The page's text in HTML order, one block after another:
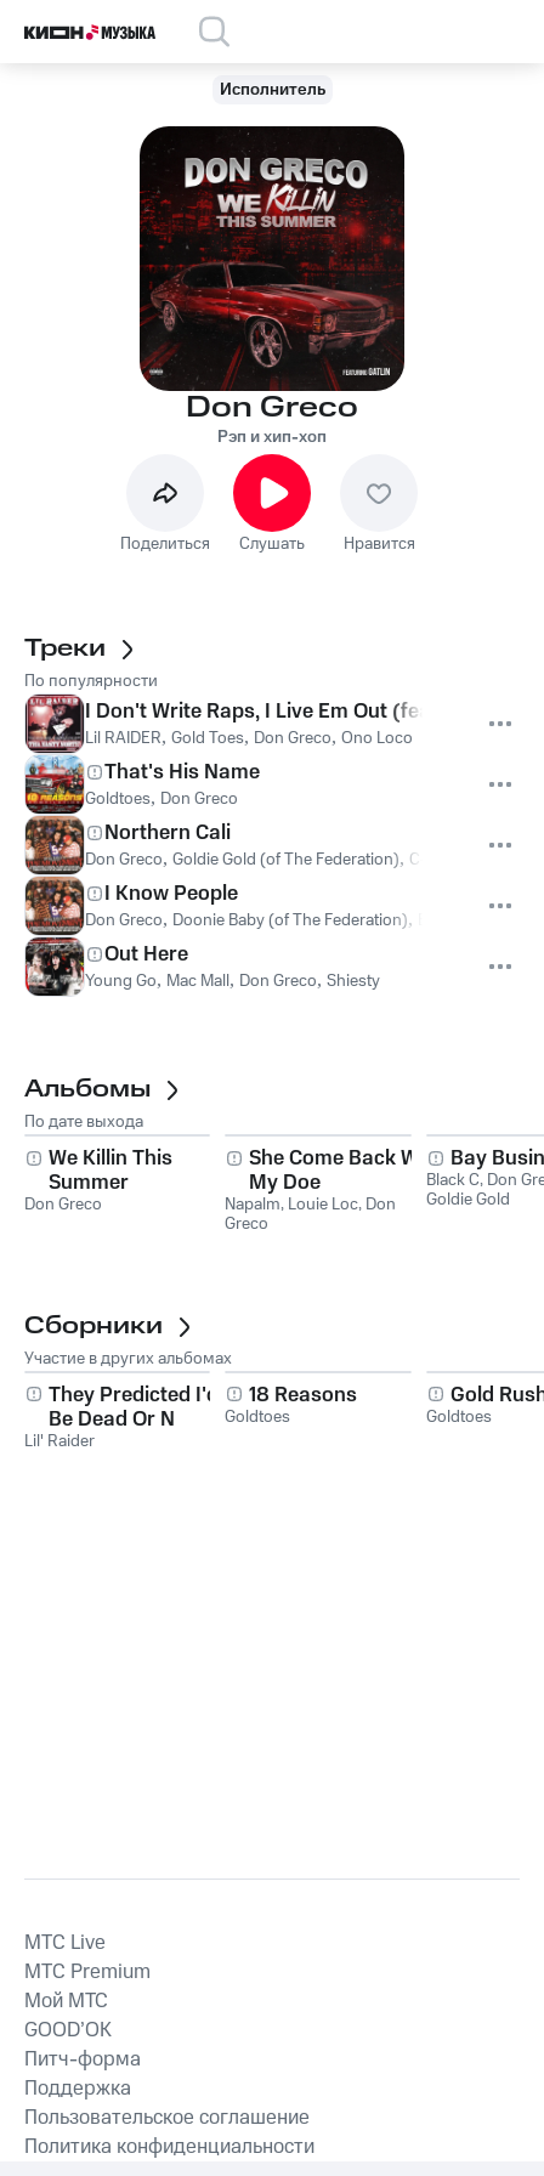
Исполнитель
Don Greco
Рэп и хип-хоп
Поделиться Слушать Нравится
Треки
По популярности
I Don't Write Raps, I Live Em Out (feat. Gold
Lil RAIDER, Gold Toes, Don Greco, Ono Loco
That's His Name
Goldtoes, Don Greco
Northern Cali
Don Greco, Goldie Gold (of The Federation), C-Bo
I Know People
Don Greco, Doonie Baby (of The Federation),
Out Here
Young Go, Mac Mall, Don Greco, Shiesty
Альбомы
По дате выхода
We Killin This
Summer
Don Greco
She Come Back Wit
My Doe
Napalm, Louie Loc, Don
Greco
Bay
Black C, Don
Goldie Gold
Сборники
Участие в других альбомах
They Predicted I'd
Be Dead Or N
Prison
Lil' Raider
18 Reasons
Goldtoes
Gold
Goldtoes
MTС Live
MTС Premium
Мой МТС
GOOD’OK
Питч-форма
Поддержка
Пользовательское соглашение
Политика конфиденциальности